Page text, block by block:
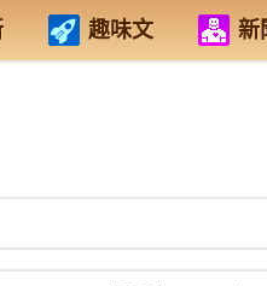
趣味文 新